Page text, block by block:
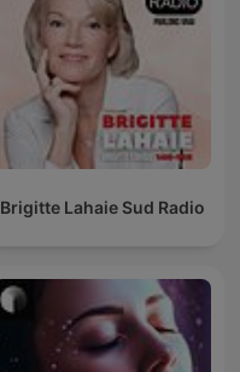
Brigitte Lahaie Sud Radio